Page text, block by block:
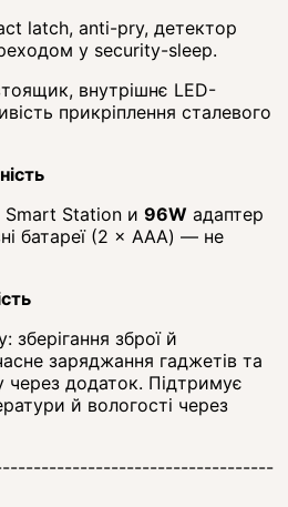
latch, anti-pry, детектор
у security-sleep.
внутрішнє LED-
прикріплення сталевого
Smart Station и 96W адаптер
батареї (2 × AAA) — не
зберігання зброї й
заряджання гаджетів та
через додаток. Підтримує
й вологості через